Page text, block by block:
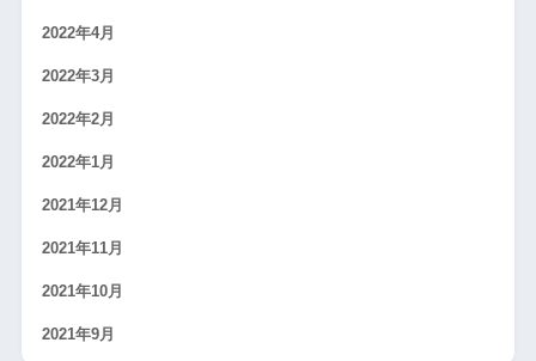
2022年4月
2022年3月
2022年2月
2022年1月
2021年12月
2021年11月
2021年10月
2021年9月